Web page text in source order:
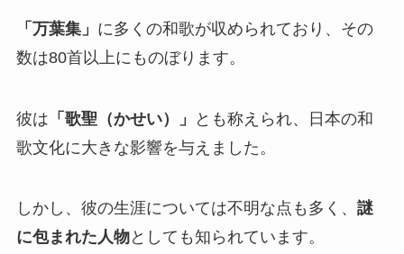
「万葉集」 に多くの和歌が収められており、その
数は80首以上にものぼります。
彼は 「歌聖（かせい）」
とも称えられ、日本の和
歌文化に大きな影響を与えました。
しかし、彼の生涯については不明な点も多く、 謎
に包まれた人物としても知られています。